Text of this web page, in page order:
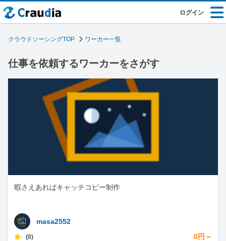
ログイン
クラウドソーシングTOP ワーカー一覧
仕事を依頼するワーカーをさがす
暇さえあればキャッチコピー制作
masa2552
- (0) 0円～